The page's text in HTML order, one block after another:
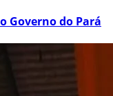
Governo do Pará